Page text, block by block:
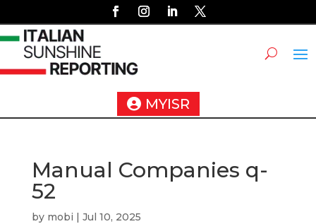
MYISR
Manual Companies q-
52
by mobi | Jul 10, 2025